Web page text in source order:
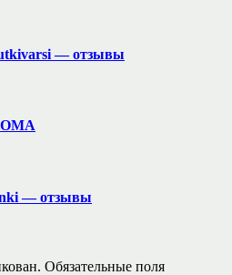
— отзывы
— отзывы
Обязательные поля